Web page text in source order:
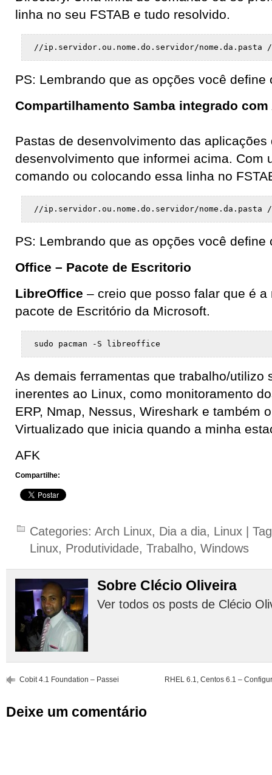
linha no seu FSTAB e tudo resolvido.
//ip.servidor.ou.nome.do.servidor/nome.da.pasta /
PS: Lembrando que as opções você define
Compartilhamento Samba integrado
Pastas de desenvolvimento das aplicações
desenvolvimento que informei acima. Com
comando ou colocando essa linha no
//ip.servidor.ou.nome.do.servidor/nome.da.pasta /
PS: Lembrando que as opções você define
Office – Pacote de Escritorio
LibreOffice – creio que posso falar que é
pacote de Escritório da Microsoft.
sudo pacman -S libreoffice
As demais ferramentas que trabalho/utilizo
inerentes ao Linux, como monitoramento
ERP, Nmap, Nessus, Wireshark e também
Virtualizado que inicia quando a minha
AFK
Compartilhe:
Categories: Arch Linux, Dia a dia, Linux |
Linux, Produtividade, Trabalho, Windows
Sobre Clécio Oliveira
Ver todos os posts de Clécio
Cobit 4.1 Foundation – Passei RHEL 6.1, Centos 6.1 –
Deixe um comentário